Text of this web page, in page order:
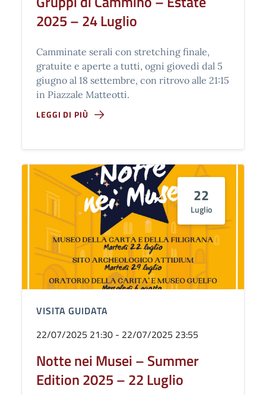
2025 – 24 Luglio
Camminate serali con stretching finale,
gratuite e aperte a tutti, ogni giovedì dal 5
giugno al 18 settembre, con ritrovo alle 21:15
in Piazzale Matteotti.
LEGGI DI PIÙ
22
Luglio
VISITA GUIDATA
22/07/2025 21:30 - 22/07/2025 23:55
Notte nei Musei – Summer
Edition 2025 – 22 Luglio